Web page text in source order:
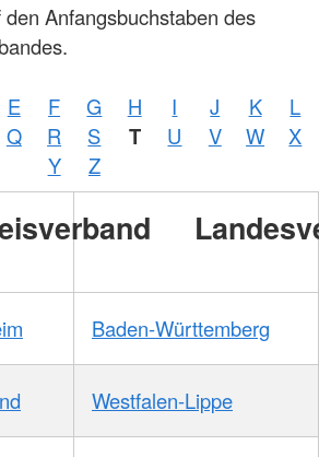
Anfangsbuchstaben des
E F G H I J K
L
Q R S T U V W
X
Y
Z
Baden-Württemberg
Westfalen-Lippe
Foto:
/